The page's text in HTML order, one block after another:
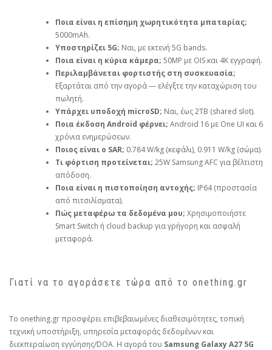
Ποια είναι η επίσημη χωρητικότητα μπαταρίας;
5000mAh.
Υποστηρίζει 5G; Ναι, με εκτενή 5G bands.
Ποια είναι η κύρια κάμερα; 50MP με OIS και 4K εγγραφή.
Περιλαμβάνεται φορτιστής στη συσκευασία;
Εξαρτάται από την αγορά — ελέγξτε την καταχώριση του
πωλητή.
Υπάρχει υποδοχή microSD; Ναι, έως 2TB (shared slot).
Ποια έκδοση Android φέρνει; Android 16 με One UI και 6
χρόνια ενημερώσεων.
Ποιος είναι ο SAR; 0.784 W/kg (κεφάλι), 0.911 W/kg (σώμα).
Τι φόρτιση προτείνεται; 25W Samsung AFC για βέλτιστη
απόδοση.
Ποια είναι η πιστοποίηση αντοχής; IP64 (προστασία
από πιτσιλίσματα).
Πώς μεταφέρω τα δεδομένα μου; Χρησιμοποιήστε
Smart Switch ή cloud backup για γρήγορη και ασφαλή
μεταφορά.
Γιατί να το αγοράσετε τώρα από το onething.gr
Το onething.gr προσφέρει επιβεβαιωμένες διαθεσιμότητες, τοπική
τεχνική υποστήριξη, υπηρεσία μεταφοράς δεδομένων και
διεκπεραίωση εγγύησης/DOA. Η αγορά του Samsung Galaxy A27 5G